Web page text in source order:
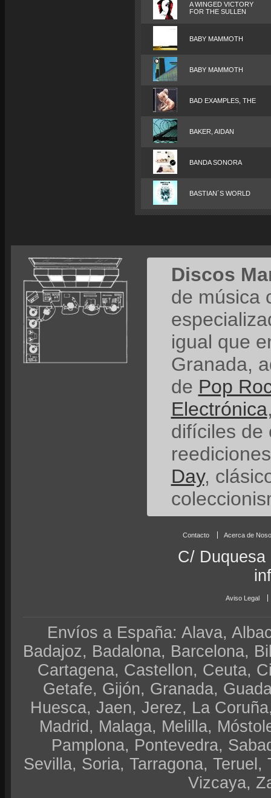
A WINGED VICTORY
FOR THE SULLEN
BABY MAMMOTH
BABY MAMMOTH
BAD EXAMPLES, THE
BAKER, AIDAN
BANDA SONORA
BASTIAN´S WORLD
Discos
de música
igual que
Granada,
de Pop
Electrónica
difíciles de
Day,
Contacto Acerca de
C/ Duquesa
Aviso Legal
Envíos a España: Alava,
Badajoz, Badalona, Barcelona,
Cartagena, Castellon, Ceuta,
Getafe, Gijón, Granada,
Huesca, Jaen, Jerez, La
Madrid, Malaga, Melilla,
Pamplona, Pontevedra,
Sevilla, Soria, Tarragona,
Vizcaya,